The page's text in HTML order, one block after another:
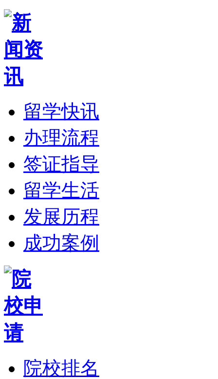
留学快讯
办理流程
签证指导
留学生活
发展历程
成功案例
院校排名